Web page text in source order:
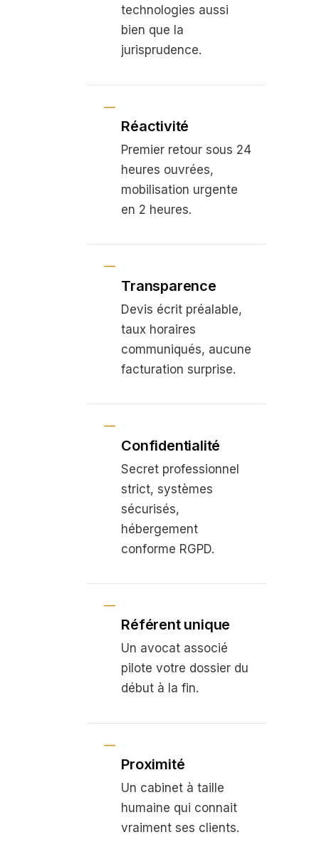
technologies aussi
bien que la
jurisprudence.
Réactivité
Premier retour sous 24
heures ouvrées,
mobilisation urgente
en 2 heures.
Transparence
Devis écrit préalable,
taux horaires
communiqués, aucune
facturation surprise.
Confidentialité
Secret professionnel
strict, systèmes
sécurisés,
hébergement
conforme RGPD.
Référent unique
Un avocat associé
pilote votre dossier du
début à la fin.
Proximité
Un cabinet à taille
humaine qui connait
vraiment ses clients.